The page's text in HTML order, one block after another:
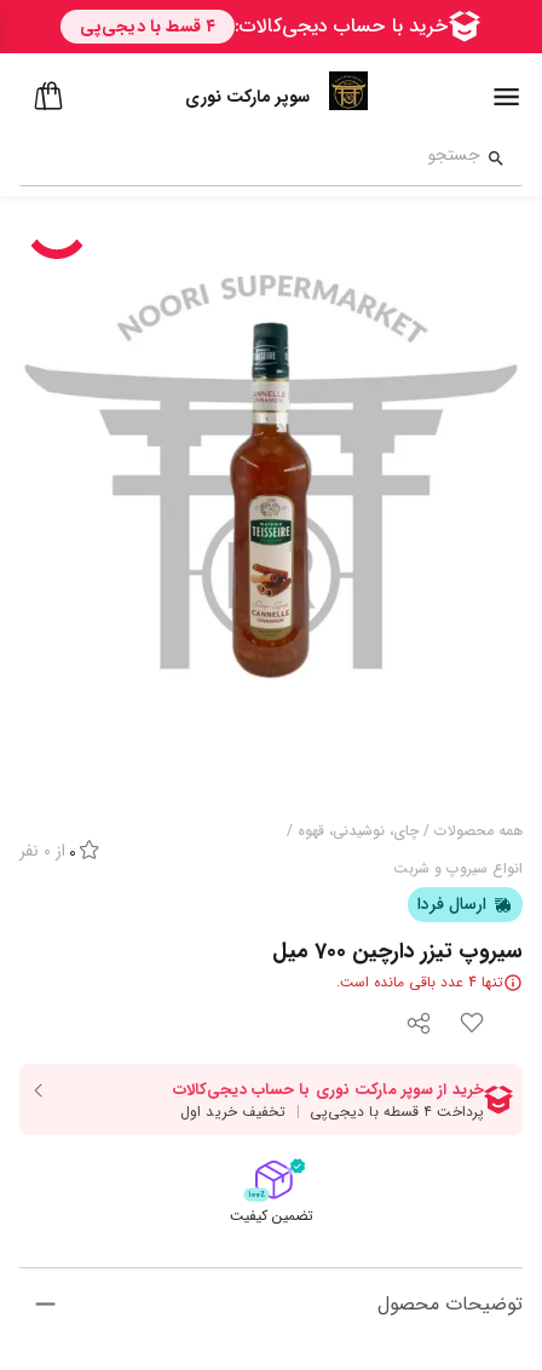
سوپر مارکت نوری
همه محصولات / چای، نوشیدنی، قهوه /
انواع سیروپ و شربت
0 از 0 نفر
ارسال فردا
سیروپ تیزر دارچین 700 میل
تنها 4 عدد باقی مانده است.
تضمین کیفیت
توضیحات محصول